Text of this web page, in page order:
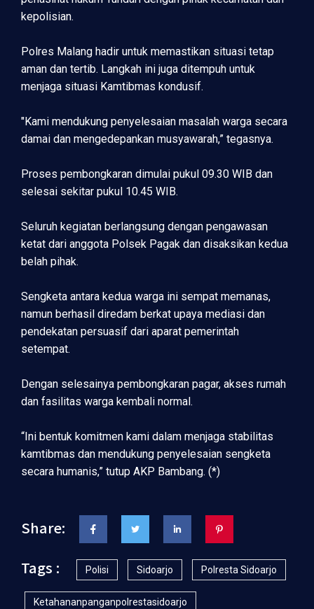
kepolisian.
Polres Malang hadir untuk memastikan situasi tetap
aman dan tertib. Langkah ini juga ditempuh untuk
menjaga situasi Kamtibmas kondusif.
"Kami mendukung penyelesaian masalah warga secara
damai dan mengedepankan musyawarah,” tegasnya.
Proses pembongkaran dimulai pukul 09.30 WIB dan
selesai sekitar pukul 10.45 WIB.
Seluruh kegiatan berlangsung dengan pengawasan
ketat dari anggota Polsek Pagak dan disaksikan kedua
belah pihak.
Sengketa antara kedua warga ini sempat memanas,
namun berhasil diredam berkat upaya mediasi dan
pendekatan persuasif dari aparat pemerintah
setempat.
Dengan selesainya pembongkaran pagar, akses rumah
dan fasilitas warga kembali normal.
“Ini bentuk komitmen kami dalam menjaga stabilitas
kamtibmas dan mendukung penyelesaian sengketa
secara humanis,” tutup AKP Bambang. (*)
Share:
Tags :
Polisi Sidoarjo Polresta Sidoarjo
Ketahananpanganpolrestasidoarjo